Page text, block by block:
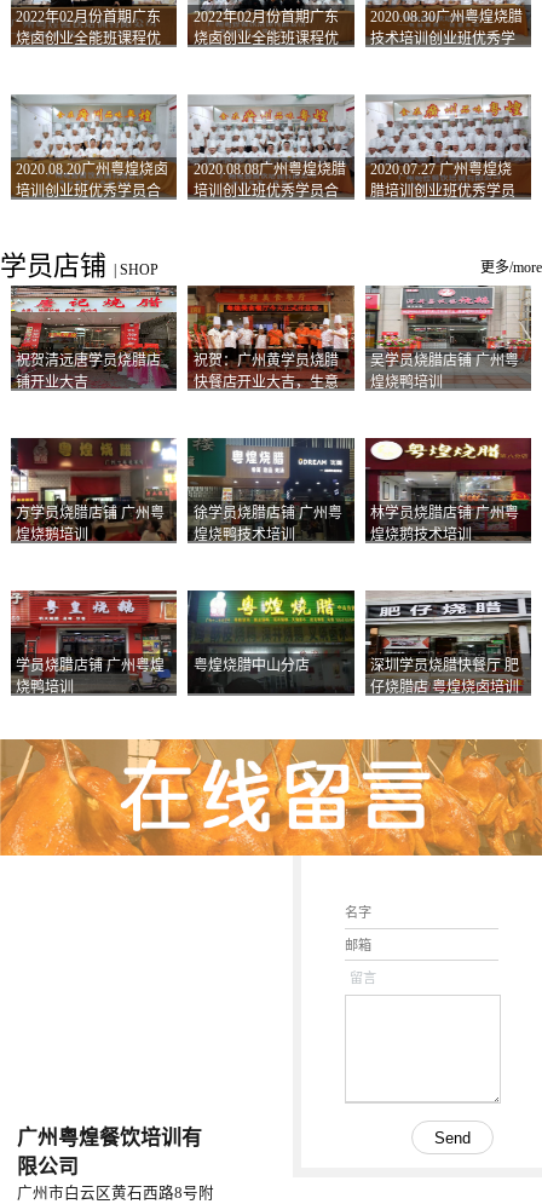
2022年02月份首期广东
烧卤创业全能班课程优
2022年02月份首期广东
烧卤创业全能班课程优
2020.08.30广州粤煌烧腊
技术培训创业班优秀学
2020.08.20广州粤煌烧卤
培训创业班优秀学员合
2020.08.08广州粤煌烧腊
培训创业班优秀学员合
2020.07.27 广州粤煌烧
腊培训创业班优秀学员
学员店铺 SHOP 更多/more
祝贺清远唐学员烧腊店
铺开业大吉
祝贺：广州黄学员烧腊
快餐店开业大吉，生意
吴学员烧腊店铺 广州粤
煌烧鸭培训
方学员烧腊店铺 广州粤
煌烧鹅培训
徐学员烧腊店铺 广州粤
煌烧鸭技术培训
林学员烧腊店铺 广州粤
煌烧鹅技术培训
学员烧腊店铺 广州粤煌
烧鸭培训
粤煌烧腊中山分店
深圳学员烧腊快餐厅 肥
仔烧腊店 粤煌烧卤培训
广州粤煌餐饮培训有
限公司
广州市白云区黄石西路8号附
留言